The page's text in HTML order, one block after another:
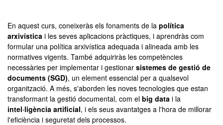
En aquest curs, coneixeràs els fonaments de la política
arxivística i les seves aplicacions pràctiques, i aprendràs com
formular una política arxivística adequada i alineada amb les
normatives vigents. També adquiriràs les competències
necessàries per implementar i gestionar sistemes de gestió de
documents (SGD), un element essencial per a qualsevol
organització. A més, s'aborden les noves tecnologies que estan
transformant la gestió documental, com el big data i la
intel·ligència artificial, i els seus avantatges a l'hora de millorar
l'eficiència i seguretat dels processos.